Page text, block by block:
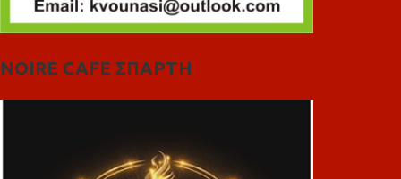
NOIRE CAFE ΣΠΑΡΤΗ